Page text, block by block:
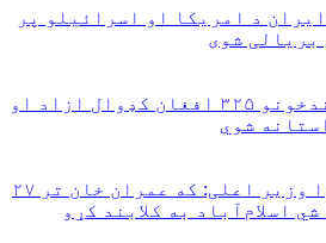
د امریکا او اسرائیلو پر
بریالی شوی
د پاکستان له بندخونو ۳۲۵ افغان کډوال ازاد او
شوي
د خیبر پښتونخوا وزیر اعلی: که عمران خان تر ۲۷
اسلام‌آباد به کلابند کړو